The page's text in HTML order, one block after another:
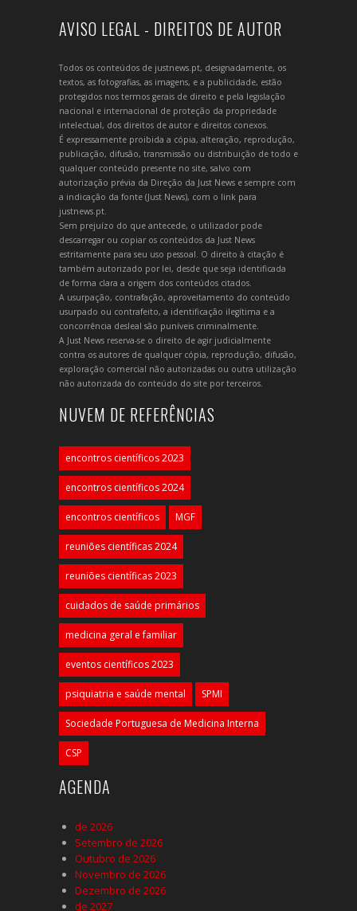
AVISO LEGAL - DIREITOS DE AUTOR
Todos os conteúdos de justnews.pt, designadamente, os
textos, as fotografias, as imagens, e a publicidade, estão
protegidos nos termos gerais de direito e pela legislação
nacional e internacional de proteção da propriedade
intelectual, dos direitos de autor e direitos conexos.
É expressamente proibida a cópia, alteração, reprodução,
publicação, difusão, transmissão ou distribuição de todo e
qualquer conteúdo presente no site, salvo com
autorização prévia da Direção da Just News e sempre com
a indicação da fonte (Just News), com o link para
justnews.pt.
Sem prejuízo do que antecede, o utilizador pode
descarregar ou copiar os conteúdos da Just News
estritamente para seu uso pessoal. O direito à citação é
também autorizado por lei, desde que seja identificada
de forma clara a origem dos conteúdos citados.
A usurpação, contrafação, aproveitamento do conteúdo
usurpado ou contrafeito, a identificação ilegítima e a
concorrência desleal são puníveis criminalmente.
A Just News reserva-se o direito de agir judicialmente
contra os autores de qualquer cópia, reprodução, difusão,
exploração comercial não autorizadas ou outra utilização
não autorizada do conteúdo do site por terceiros.
NUVEM DE REFERÊNCIAS
encontros científicos 2023
encontros científicos 2024
encontros científicos MGF
reuniões científicas 2024
reuniões científicas 2023
cuidados de saúde primários
medicina geral e familiar
eventos científicos 2023
psiquiatria e saúde mental SPMI
Sociedade Portuguesa de Medicina Interna
CSP
AGENDA
de 2026
Setembro de 2026
Outubro de 2026
Novembro de 2026
Dezembro de 2026
de 2027